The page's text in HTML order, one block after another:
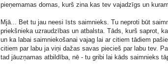
pieņemamas domas, kurš zina kas tev vajadzīgs un
Mjā... Bet tu jau neesi īsts saimnieks. Tu neproti būt
priekšnieka uzraudzības un atbalsta. Tāds, kurš saprot,
un ka labai saimniekošanai vajag lai ar citiem tādiem
citiem par labu ja viņi dažas savas piecieš par labu tev.
tad jāuzņamas atbildība, nē - tu gribi lai kāds saimnieks